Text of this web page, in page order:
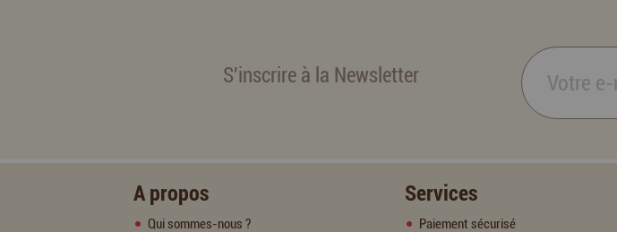
S'inscrire à la Newsletter
A propos
Qui sommes-nous ?
Services
Paiement sécurisé